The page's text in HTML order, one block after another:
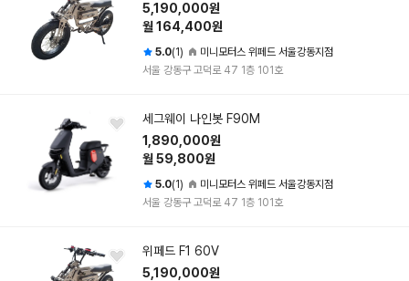
5,190,000원
월 164,400원
5.0(1)
미니모터스 위페드 서울강동지점
서울 강동구 고덕로 47 1층 101호
세그웨이 나인봇 F90M
1,890,000원
월 59,800원
5.0(1)
미니모터스 위페드 서울강동지점
서울 강동구 고덕로 47 1층 101호
위페드 F1 60V
5,190,000원